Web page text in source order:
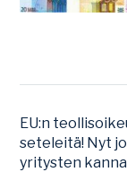
EU:n
seteleitä! Nyt
yritysten